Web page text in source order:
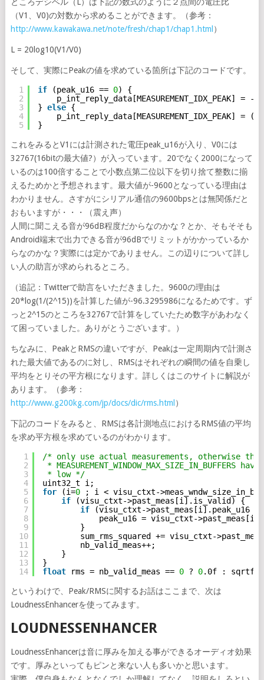
（V1、V0)の対数から求めることができます。（参考：
http://www.kawakawa.net/note/fresh/chap1/chap1.html ）
L = 20log10(V1/V0)
そして、実際にPeakの値を求めている箇所は下記のコードです。
1
2
3
4
5
if (peak_u16 == 0) {
p_int_reply_data[MEASUREMENT_IDX_PEAK] = -
} else {
p_int_reply_data[MEASUREMENT_IDX_PEAK] =
}
これをみるとV1には計測された電圧peak_u16が入り、V0には
32767(16bitの最大値?）が入っています。20でなく2000になって
いるのは100倍することで小数点第二位以下を切り捨て整数に揃
えるためかと予想されます。最大値が-9600となっている理由は
わかりません。さすがにシリアル通信の9600bpsとは無関係だと
おもいますが・・・（震え声）
人間に聞こえる音が96dB程度だからなのかな？とか、そもそそも
Android端末で出力できる音が96dBでリミットがかかっているか
らなのかな？実際には定かでありません。この辺りについて詳し
い人の助言が求められるところ。
（追記：Twitterで助言をいただきました。9600の理由は
20*log(1/(2^15))を計算した値が-96.3295986になるためです。ず
っと2^15のところを32767で計算をしていたため数字があわなく
て困っていました。ありがとうございます。）
ちなみに、PeakとRMSの違いですが、Peakは一定周期内で計測さ
れた最大値であるのに対し、RMSはそれぞれの瞬間の値を自乗し
平均をとりその平方根になります。詳しくはこのサイトに解説が
あります。（参考：
http://www.g200kg.com/jp/docs/dic/rms.html ）
下記のコードをみると、RMSは各計測地点におけるRMS値の平均
を求め平方根を求めているのがわかります。
1
2
3
4
5
6
7
8
9
10
11
12
13
14
/* only use actual measurements, otherwise the
*
* low */
uint32_t i;
for
(i=0
; i < visu_ctxt-
if
(visu_ctxt->past_meas[i].is_valid) {
if
(visu_ctxt->past_meas[i].peak_u16 >
peak_u16 = visu_ctxt-
}
sum_rms_squared += visu_ctxt-
nb_valid_meas++;
}
}
float
rms = nb_valid_meas == 0 ? 0.0f :
というわけで、Peak/RMSに関するお話はここまで、次は
LoudnessEnhancerを使ってみます。
LOUDNESSENHANCER
LoudnessEnhancerは音に厚みを加える事ができるオーディオ効果
です。厚みといってもピンと来ない人も多いかと思います。